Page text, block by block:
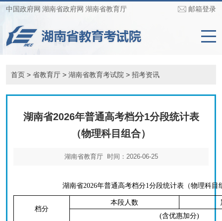
中国政府网 湖南省政府网 湖南省教育厅 邮箱登录
首页 > 省教育厅 > 湖南省教育考试院 > 招考资讯
湖南省2026年普通高考档分1分段统计表
（物理科目组合）
湖南省教育厅 时间：2026-06-25
湖南省2026年普通高考档分1分段统计表（物理科目
档分
本段人数
(含优惠加分)